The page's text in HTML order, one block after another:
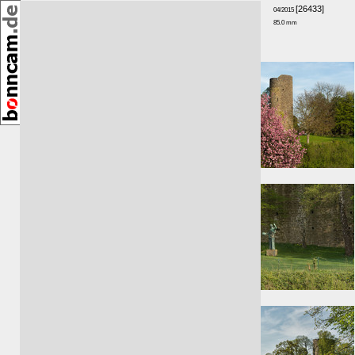
04/2015 [26433]
85.0 mm